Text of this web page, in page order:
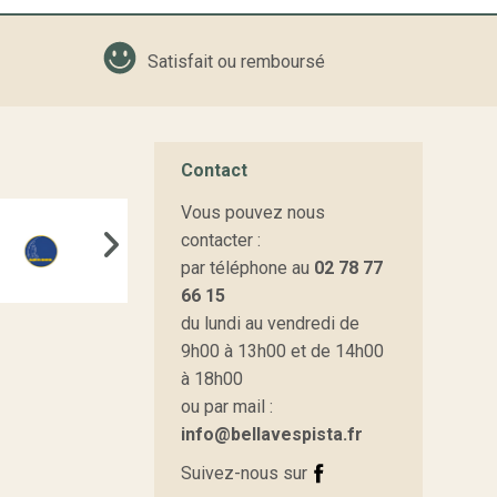
Satisfait ou remboursé
Contact
Vous pouvez nous
contacter :
par téléphone au 02 78 77
66 15
du lundi au vendredi de
9h00 à 13h00 et de 14h00
à 18h00
ou par mail :
info@bellavespista.fr
Suivez-nous sur